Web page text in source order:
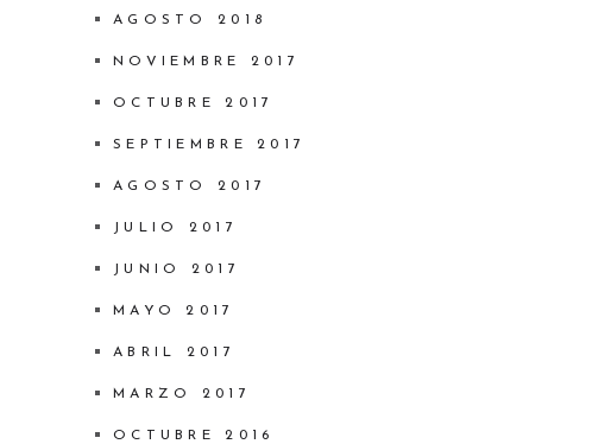
AGOSTO 2018
NOVIEMBRE 2017
OCTUBRE 2017
SEPTIEMBRE 2017
AGOSTO 2017
JULIO 2017
JUNIO 2017
MAYO 2017
ABRIL 2017
MARZO 2017
OCTUBRE 2016